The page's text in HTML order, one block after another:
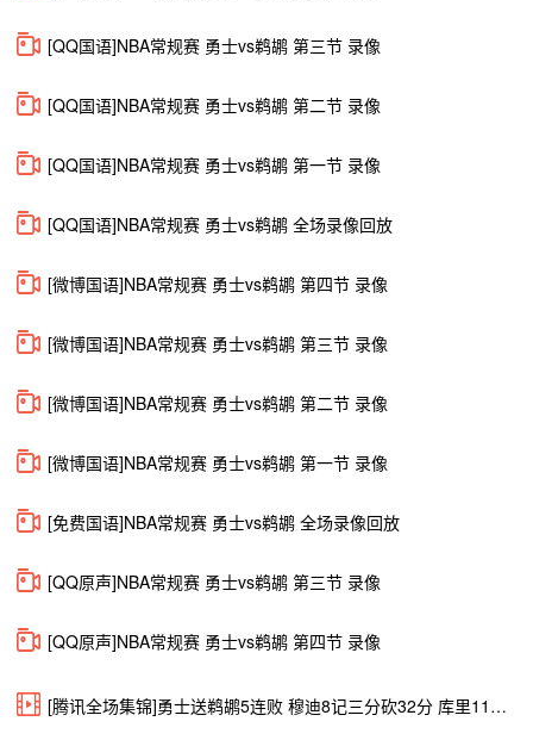
[QQ国语]NBA常规赛 勇士vs鹈鹕 第三节 录像
[QQ国语]NBA常规赛 勇士vs鹈鹕 第二节 录像
[QQ国语]NBA常规赛 勇士vs鹈鹕 第一节 录像
[QQ国语]NBA常规赛 勇士vs鹈鹕 全场录像回放
[微博国语]NBA常规赛 勇士vs鹈鹕 第四节 录像
[微博国语]NBA常规赛 勇士vs鹈鹕 第三节 录像
[微博国语]NBA常规赛 勇士vs鹈鹕 第二节 录像
[微博国语]NBA常规赛 勇士vs鹈鹕 第一节 录像
[免费国语]NBA常规赛 勇士vs鹈鹕 全场录像回放
[QQ原声]NBA常规赛 勇士vs鹈鹕 第三节 录像
[QQ原声]NBA常规赛 勇士vs鹈鹕 第四节 录像
[腾讯全场集锦]勇士送鹈鹕5连败 穆迪8记三分砍32分 库里11中2 墨菲20+8